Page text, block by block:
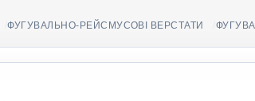
ФУГУВАЛЬНО-РЕЙСМУСОВІ ВЕРСТАТИ